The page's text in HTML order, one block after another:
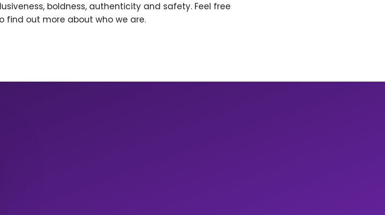
boldness, authenticity and safety. Feel free
find out more about who we are.